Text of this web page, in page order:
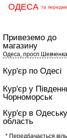
ОДЕСА та
Привеземо до
магазину
Одеса, просп.Шевченка
Кур'єр по Одесі
Кур'єр у
Чорноморськ
Кур'єр в Одеську
область
* Передбачається